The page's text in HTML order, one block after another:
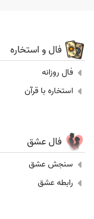
فال و استخاره
فال روزانه
استخاره با قرآن
فال عشق
سنجش عشق
رابطه عشق